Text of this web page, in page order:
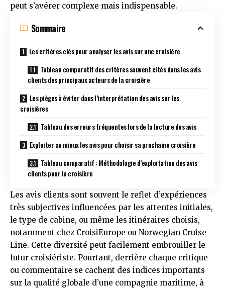
peut s’avérer complexe mais indispensable.
Sommaire
Les critères clés pour analyser les avis sur une croisière
Tableau comparatif des critères souvent cités dans les avis
clients des principaux acteurs de la croisière
Les pièges à éviter dans l’interprétation des avis sur les
croisières
Tableau des erreurs fréquentes lors de la lecture des avis
Exploiter au mieux les avis pour choisir sa prochaine croisière
Tableau comparatif : Méthodologie d’exploitation des avis
clients pour la croisière
Les avis clients sont souvent le reflet d’expériences
très subjectives influencées par les attentes initiales,
le type de cabine, ou même les itinéraires choisis,
notamment chez CroisiEurope ou Norwegian Cruise
Line. Cette diversité peut facilement embrouiller le
futur croisiériste. Pourtant, derrière chaque critique
ou commentaire se cachent des indices importants
sur la qualité globale d’une compagnie maritime, à